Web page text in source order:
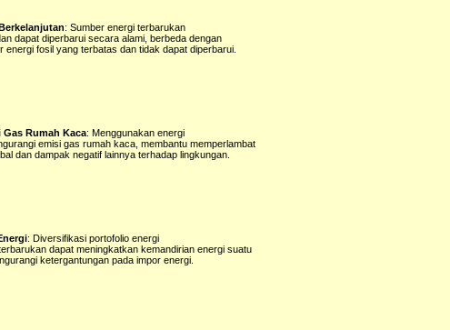
: Sumber energi terbarukan
dapat diperbarui secara alami, berbeda dengan
energi fosil yang terbatas dan tidak dapat diperbarui.
Rumah Kaca: Menggunakan energi
emisi gas rumah kaca, membantu memperlambat
dan dampak negatif lainnya terhadap lingkungan.
: Diversifikasi portofolio energi
dapat meningkatkan kemandirian energi suatu
ketergantungan pada impor energi.